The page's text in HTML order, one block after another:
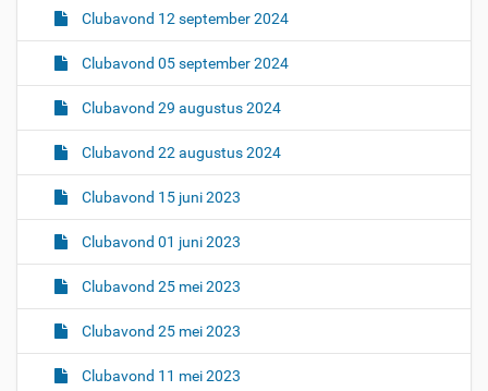
Clubavond 12 september 2024
Clubavond 05 september 2024
Clubavond 29 augustus 2024
Clubavond 22 augustus 2024
Clubavond 15 juni 2023
Clubavond 01 juni 2023
Clubavond 25 mei 2023
Clubavond 25 mei 2023
Clubavond 11 mei 2023